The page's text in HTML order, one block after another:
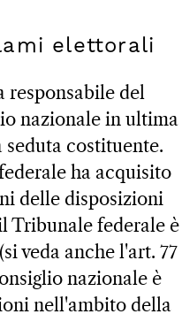
elettorali
responsabile del
nazionale in ultima
costituente.
ha acquisito
delle disposizioni
Tribunale federale è
veda anche l'art. 77
nazionale è
nell'ambito della